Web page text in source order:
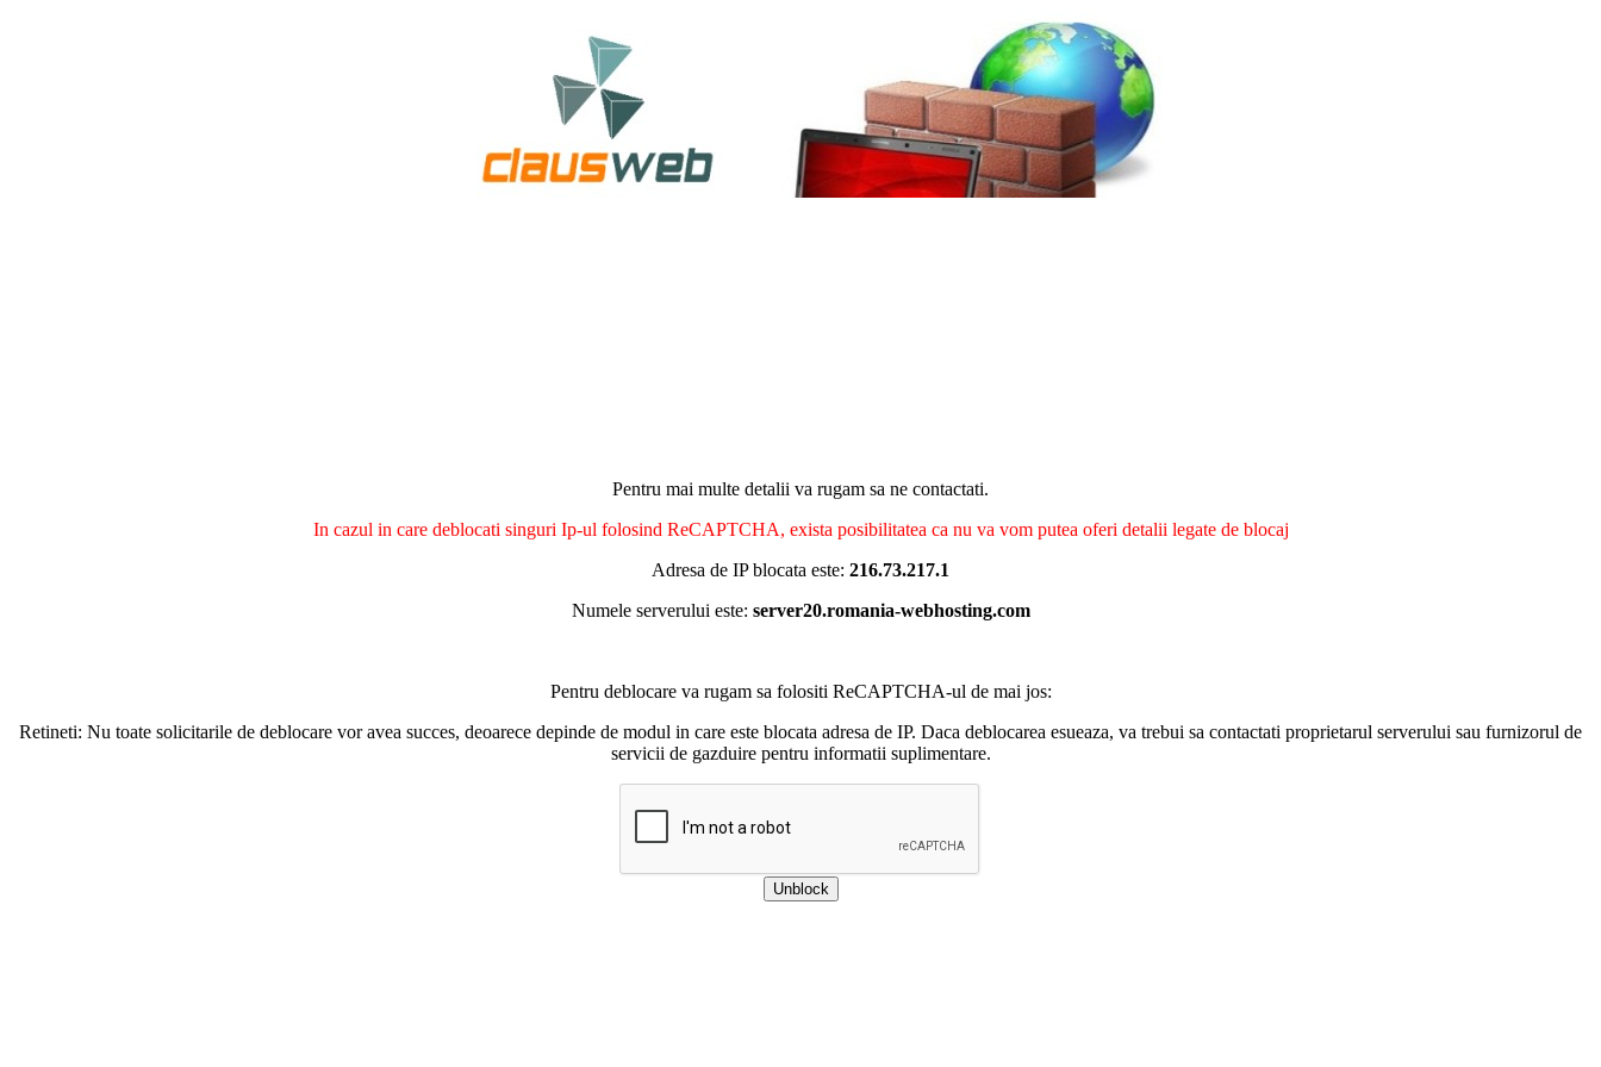
Pentru mai multe detalii va rugam sa ne contactati.
In cazul in care deblocati singuri Ip-ul folosind ReCAPTCHA, exista posibilitatea ca nu va vom putea oferi detalii legate de blocaj
Adresa de IP blocata este: 216.73.217.1
Numele serverului este: server20.romania-webhosting.com
Pentru deblocare va rugam sa folositi ReCAPTCHA-ul de mai jos:
Retineti: Nu toate solicitarile de deblocare vor avea succes, deoarece depinde de modul in care este blocata adresa de IP. Daca deblocarea esueaza, va trebui sa contactati proprietarul serverului sau furnizorul de
servicii de gazduire pentru informatii suplimentare.